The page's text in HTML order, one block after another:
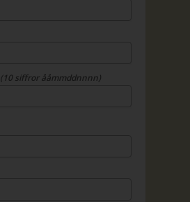
(10 siffror ååmmddnnnn)